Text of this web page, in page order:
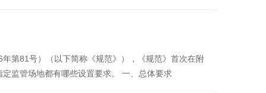
第81号）（以下简称《规范》），《规范》首次在附
监管场地都有哪些设置要求。 一、总体要求